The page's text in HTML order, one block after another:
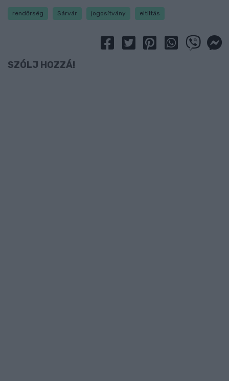
rendőrség Sárvár jogosítvány eltiltás
SZÓLJ HOZZÁ!